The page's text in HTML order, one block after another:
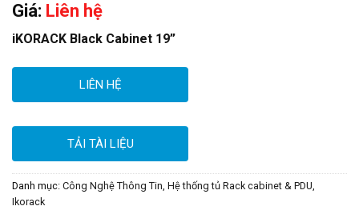
Giá: Liên hệ
iKORACK Black Cabinet 19”
LIÊN HỆ
TẢI TÀI LIỆU
Danh mục: Công Nghệ Thông Tin, Hệ thống tủ Rack cabinet & PDU,
Ikorack